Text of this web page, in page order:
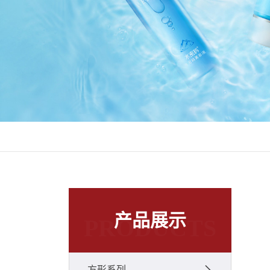
产品展示
PRODUCTS